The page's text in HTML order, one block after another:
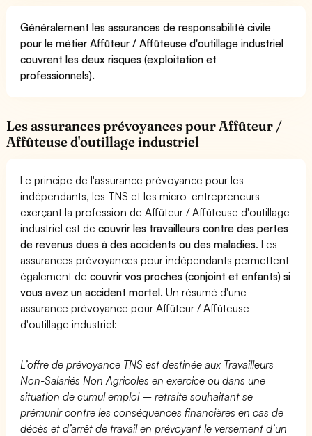
Généralement les assurances de responsabilité civile
pour le métier Affûteur / Affûteuse d'outillage industriel
couvrent les deux risques (exploitation et
professionnels).
Les assurances prévoyances pour Affûteur /
Affûteuse d'outillage industriel
Le principe de l'assurance prévoyance pour les
indépendants, les TNS et les micro-entrepreneurs
exerçant la profession de Affûteur / Affûteuse d'outillage
industriel est decouvrir les travailleurs contre des pertes
de revenus dues à des accidents ou des maladies. Les
assurances prévoyances pour indépendants permettent
également decouvrir vos proches (conjoint et enfants) si
vous avez un accident mortel. Un résumé d'une
assurance prévoyance pour Affûteur / Affûteuse
d'outillage industriel:
L’offre de prévoyance TNS est destinée aux Travailleurs
Non-Salariés Non Agricoles en exercice ou dans une
situation de cumul emploi – retraite souhaitant se
prémunir contre les conséquences financières en cas de
décès et d’arrêt de travail en prévoyant le versement d’un